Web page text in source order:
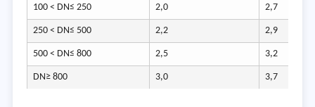
100 < DN≤ 250 2,0 2,7
250 < DN≤ 500 2,2 2,9
500 < DN≤ 800 2,5 3,2
DN≥ 800 3,0 3,7